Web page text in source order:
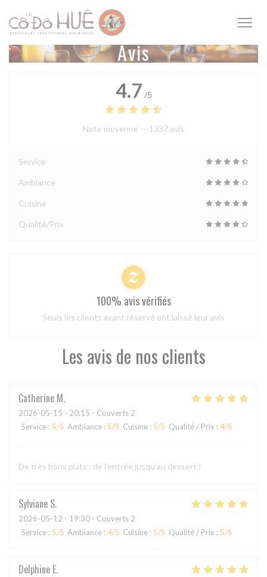
Personnalisation de vos choix en matière de cookies
Avis
Les avis de nos clients
Catherine M
2026-05-15 - 20:15 - Couverts 2
Service : 5/5 Ambiance : 5/5 Cuisine : 5/5 Qualité / Prix : 4/5
De très bons plats : de l'entrée jusqu'au dessert !
Sylviane S
2026-05-12 - 19:30 - Couverts 2
Service : 5/5 Ambiance : 4/5 Cuisine : 5/5 Qualité / Prix : 5/5
Delphine E
4.7 /5
Note moyenne — 1337 avis
Service
Ambiance
Cuisine
Qualité/Prix
100% avis vérifiés
Seuls les clients ayant réservé ont laissé leur avis